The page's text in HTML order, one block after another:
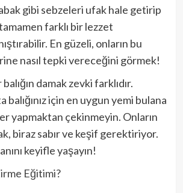
gibi sebzeleri ufak hale getirip
farklı bir lezzet
En güzeli, onların bu
nasıl tepki vereceğini görmek!
damak zevki farklıdır.
balığınız için en uygun yemi bulana
yapmaktan çekinmeyin. Onların
biraz sabır ve keşif gerektiriyor.
keyifle yaşayın!
Eğitimi?